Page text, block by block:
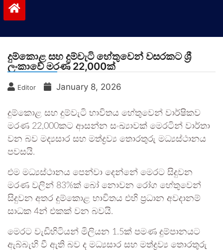
දුම්කොළ සහ දුම්වැටි හේතුවෙන් වසරකට ශ්‍රී
ලංකාවේ මරණ 22,000ක්
Editor January 8, 2026
දුම්කොළ සහ දුම්වැටි භාවිතය හේතුවෙන් වාර්ෂිකව
මරණ 22,000කට ආසන්න සංඛ්‍යාවක් මෙරටින් වාර්තා
වන බව මද්‍යසාර සහ මත්ද්‍රව්‍ය තොරතුරු මධ්‍යස්ථානය
පවසයි.
එම මධ්‍යස්ථානය පෙන්වා දෙන්නේ මෙරට සිදුවන
මරණ වලින් 83%ක් බෝ නොවන රෝග හේතුවෙන්
සිදුවන අතර දුම්කොළ භාවිතය එහි ප්‍රධාන අවදානම්
සාධක 4න් එකක් වන බවයි.
මෙරට වැඩිහිටියන් මිලියන 1.5ක් පමණ දුම්පානයට
ඇබ්බැහි වී ඇති බව ද මධ්‍යසාර සහ මත්ද්‍රව්‍ය තොරතුරු